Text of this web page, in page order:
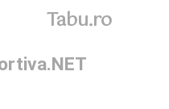
Tabu.ro